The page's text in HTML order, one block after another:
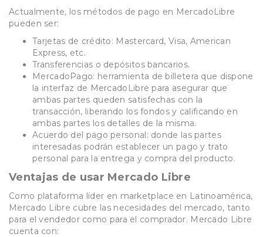
Actualmente, los métodos de pago en MercadoLibre
pueden ser:
Tarjetas de crédito: Mastercard, Visa, American
Express, etc.
Transferencias o depósitos bancarios.
MercadoPago: herramienta de billetera que dispone
la interfaz de MercadoLibre para asegurar que
ambas partes queden satisfechas con la
transacción, liberando los fondos y calificando en
ambas partes los detalles de la misma.
Acuerdo del pago personal: donde las partes
interesadas podrán establecer un pago y trato
personal para la entrega y compra del producto.
Ventajas de usar Mercado Libre
Como plataforma líder en marketplace en Latinoamérica,
Mercado Libre cubre las necesidades del mercado, tanto
para el vendedor como para el comprador. Mercado Libre
cuenta con: